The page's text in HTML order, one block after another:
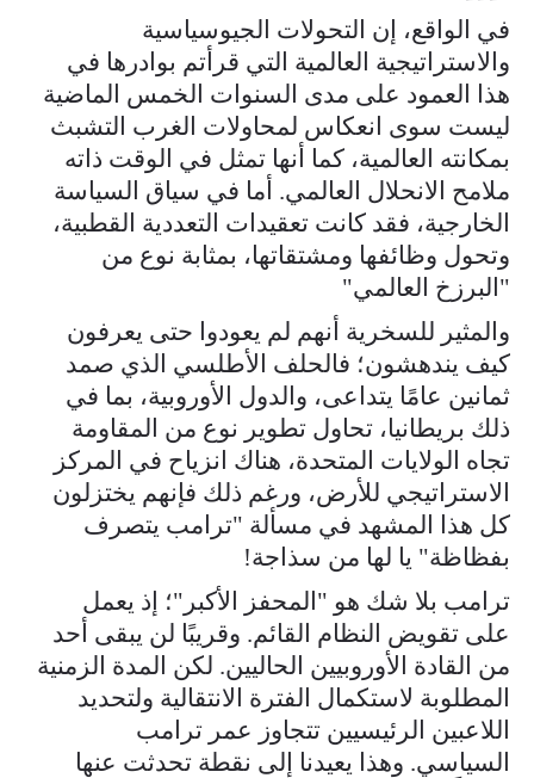
في الواقع، إن التحولات الجيوسياسية
والاستراتيجية العالمية التي قرأتم بوادرها في
هذا العمود على مدى السنوات الخمس الماضية
ليست سوى انعكاس لمحاولات الغرب التشبث
بمكانته العالمية، كما أنها تمثل في الوقت ذاته
ملامح الانحلال العالمي. أما في سياق السياسة
الخارجية، فقد كانت تعقيدات التعددية القطبية،
وتحول وظائفها ومشتقاتها، بمثابة نوع من
"البرزخ العالمي"
والمثير للسخرية أنهم لم يعودوا حتى يعرفون
كيف يندهشون؛ فالحلف الأطلسي الذي صمد
ثمانين عامًا يتداعى، والدول الأوروبية، بما في
ذلك بريطانيا، تحاول تطوير نوع من المقاومة
تجاه الولايات المتحدة، هناك انزياح في المركز
الاستراتيجي للأرض، ورغم ذلك فإنهم يختزلون
كل هذا المشهد في مسألة "ترامب يتصرف
بفظاظة" يا لها من سذاجة!
ترامب بلا شك هو "المحفز الأكبر"؛ إذ يعمل
على تقويض النظام القائم. وقريبًا لن يبقى أحد
من القادة الأوروبيين الحاليين. لكن المدة الزمنية
المطلوبة لاستكمال الفترة الانتقالية ولتحديد
اللاعبين الرئيسيين تتجاوز عمر ترامب
السياسي. وهذا يعيدنا إلى نقطة تحدثت عنها